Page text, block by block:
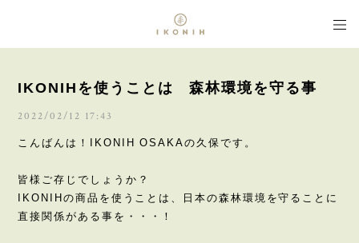
IKONIHを使うことは 森林環境を守る事
2022/02/12 17:43
こんばんは！IKONIH OSAKAの久保です。
皆様ご存じでしょうか？
IKONIHの商品を使うことは、日本の森林環境を守ることに
直接関係がある事を・・・！